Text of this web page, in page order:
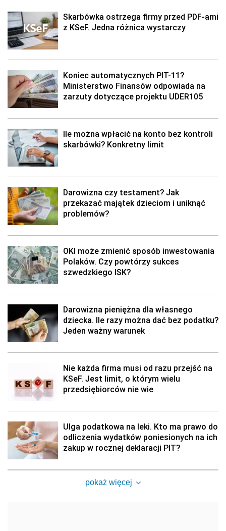
Skarbówka ostrzega firmy przed PDF-ami
z KSeF. Jedna różnica wystarczy
Koniec automatycznych PIT-11?
Ministerstwo Finansów odpowiada na
zarzuty dotyczące projektu UDER105
Ile można wpłacić na konto bez kontroli
skarbówki? Konkretny limit
Darowizna czy testament? Jak
przekazać majątek dzieciom i uniknąć
problemów?
OKI może zmienić sposób inwestowania
Polaków. Czy powtórzy sukces
szwedzkiego ISK?
Darowizna pieniężna dla własnego
dziecka. Ile razy można dać bez podatku?
Jeden ważny warunek
Nie każda firma musi od razu przejść na
KSeF. Jest limit, o którym wielu
przedsiębiorców nie wie
Ulga podatkowa na leki. Kto ma prawo do
odliczenia wydatków poniesionych na ich
zakup w rocznej deklaracji PIT?
pokaż więcej